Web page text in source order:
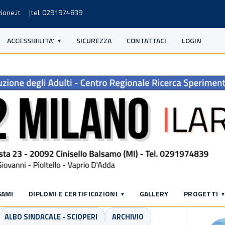
tel. 0291974839
ACCESSIBILITA’ SICUREZZA CONTATTACI LOGIN
DIPLOMI E CERTIFICAZIONI GALLERY PROGETTI
ALBO SINDACALE - SCIOPERI ARCHIVIO